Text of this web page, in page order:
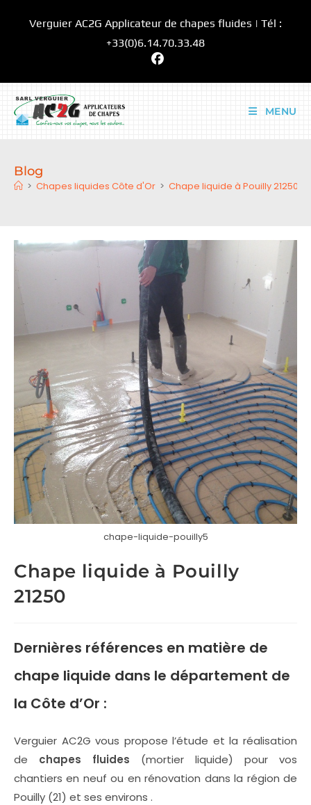
Verguier AC2G Applicateur de chapes fluides | Tél :
+33(0)6.14.70.33.48
MENU
Blog
> Chapes liquides Côte d'Or > Chape liquide à Pouilly 21250
chape-liquide-pouilly5
Chape liquide à Pouilly
21250
Dernières références en matière de
chape liquide dans le département de
la Côte d’Or :
Verguier AC2G vous propose l’étude et la réalisation
de chapes fluides (mortier liquide) pour vos
chantiers en neuf ou en rénovation dans la région de
Pouilly (21) et ses environs .